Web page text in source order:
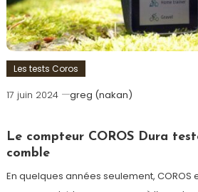
Les tests Coros
17 juin 2024 greg (nakan)
Le compteur COROS Dura
comble
En quelques années seulement, COROS